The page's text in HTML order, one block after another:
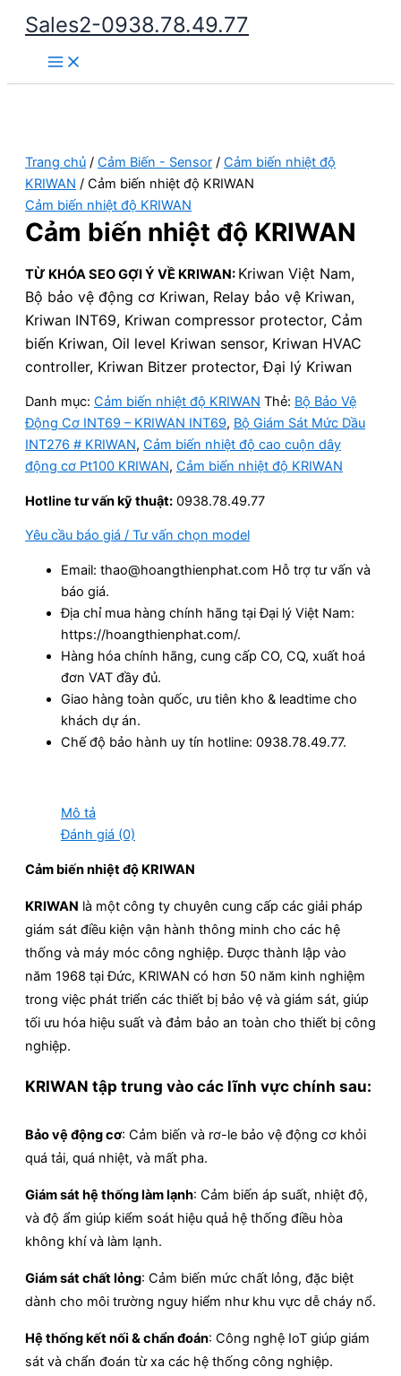
Nhảy
dung
Sales2-0938.78.49.77
Main
Menu
Trang chủ / Cảm Biến - Sensor / Cảm biến nhiệt độ
KRIWAN / Cảm biến nhiệt độ KRIWAN
Cảm biến nhiệt độ KRIWAN
Cảm biến nhiệt độ KRIWAN
TỪ KHÓA SEO GỢI Ý VỀ KRIWAN: Kriwan Việt Nam,
Bộ bảo vệ động cơ Kriwan, Relay bảo vệ Kriwan,
Kriwan INT69, Kriwan compressor protector, Cảm
biến Kriwan, Oil level Kriwan sensor, Kriwan HVAC
controller, Kriwan Bitzer protector,Đại lý Kriwan
Danh mục: Cảm biến nhiệt độ KRIWAN Thẻ: Bộ Bảo Vệ
Động Cơ INT69 – KRIWAN INT69, Bộ Giám Sát Mức Dầu
INT276 # KRIWAN, Cảm biến nhiệt độ cao cuộn dây
động cơ Pt100 KRIWAN, Cảm biến nhiệt độ KRIWAN
Hotline tư vấn kỹ thuật: 0938.78.49.77
Yêu cầu báo giá / Tư vấn chọn model
Email: thao@hoangthienphat.com Hỗ trợ tư vấn và
báo giá.
Địa chỉ mua hàng chính hãng tại Đại lý Việt Nam:
https://hoangthienphat.com/.
Hàng hóa chính hãng, cung cấp CO, CQ, xuất hoá
đơn VAT đầy đủ.
Giao hàng toàn quốc, ưu tiên kho & leadtime cho
khách dự án.
Chế độ bảo hành uy tín hotline: 0938.78.49.77.
Mô tả
Đánh giá (0)
Cảm biến nhiệt độ KRIWAN
KRIWAN là một công ty chuyên cung cấp các giải pháp
giám sát điều kiện vận hành thông minh cho các hệ
thống và máy móc công nghiệp. Được thành lập vào
năm 1968 tại Đức, KRIWAN có hơn 50 năm kinh nghiệm
trong việc phát triển các thiết bị bảo vệ và giám sát, giúp
tối ưu hóa hiệu suất và đảm bảo an toàn cho thiết bị công
nghiệp.
KRIWAN tập trung vào các lĩnh vực chính sau:
Bảo vệ động cơ: Cảm biến và rơ-le bảo vệ động cơ khỏi
quá tải, quá nhiệt, và mất pha.
Giám sát hệ thống làm lạnh: Cảm biến áp suất, nhiệt độ,
và độ ẩm giúp kiểm soát hiệu quả hệ thống điều hòa
không khí và làm lạnh.
Giám sát chất lỏng: Cảm biến mức chất lỏng, đặc biệt
dành cho môi trường nguy hiểm như khu vực dễ cháy nổ.
Hệ thống kết nối & chẩn đoán: Công nghệ IoT giúp giám
sát và chẩn đoán từ xa các hệ thống công nghiệp.